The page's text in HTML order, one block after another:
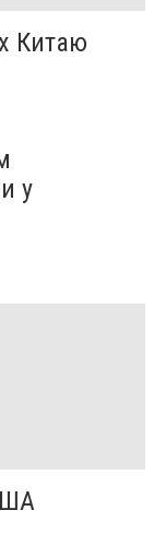
Китаю
у